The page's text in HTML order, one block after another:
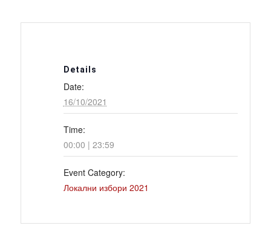
Details
Date:
16/10/2021
Time:
00:00 | 23:59
Event Category:
Локални избори 2021